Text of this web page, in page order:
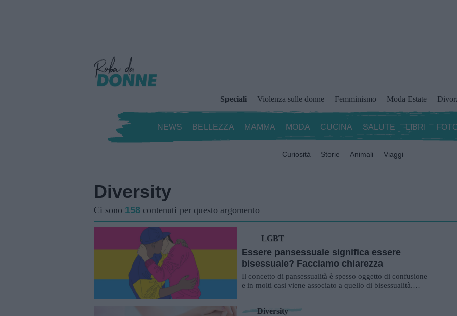
Speciali Violenza sulle donne Femminismo Moda Estate
NEWS BELLEZZA MAMMA MODA CUCINA SALUTE LIBRI
Curiosità Storie Animali Viaggi
Diversity
Ci sono 158 contenuti per questo argomento
LGBT
Essere pansessuale significa essere
bisessuale? Facciamo chiarezza
Il concetto di pansessualità è spesso oggetto di confusione
e in molti casi viene associato a quello di bisessualità.
Diversity